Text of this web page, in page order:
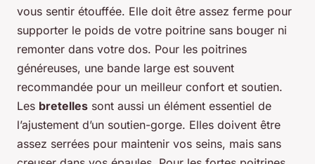
vous sentir étouffée. Elle doit être assez ferme pour
supporter le poids de votre poitrine sans bouger ni
remonter dans votre dos. Pour les poitrines
généreuses, une bande large est souvent
recommandée pour un meilleur confort et soutien.
Les bretelles sont aussi un élément essentiel de
l’ajustement d’un soutien-gorge. Elles doivent être
assez serrées pour maintenir vos seins, mais sans